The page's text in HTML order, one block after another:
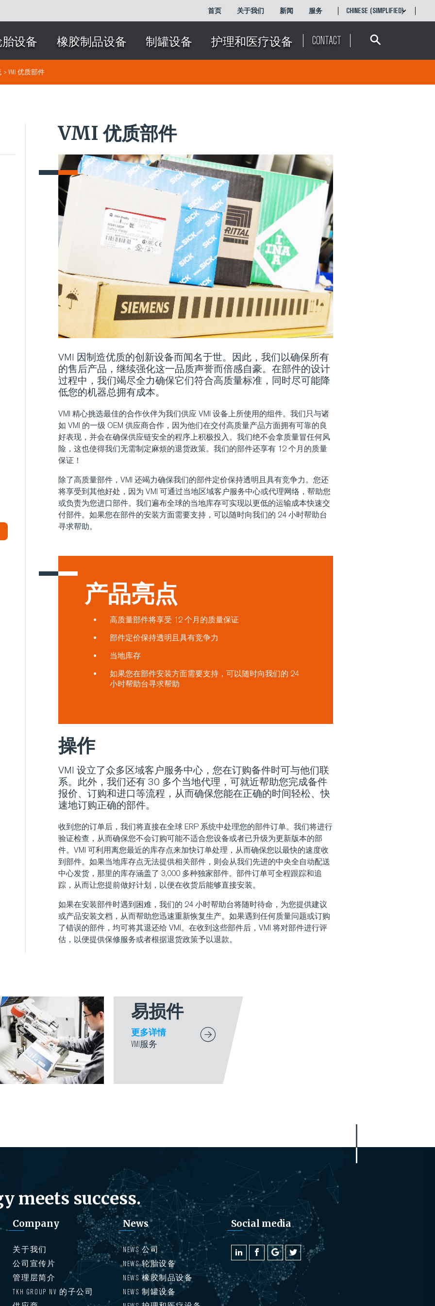
Search
首页 关于我们 新闻 服务
CHINESE (SIMPLIFIED)
ENGLISH
简体中文
胎设备 橡胶制品设备 制罐设备 护理和医疗设备 CONTACT
> VMI 优质部件
VMI 优质部件
VMI 因制造优质的创新设备而闻名于世。因此，我们以确保所有
的售后产品，继续强化这一品质声誉而倍感自豪。在部件的设计
过程中，我们竭尽全力确保它们符合高质量标准，同时尽可能降
低您的机器总拥有成本。
VMI 精心挑选最佳的合作伙伴为我们供应 VMI 设备上所使用的组件。我们只与诸
如 VMI 的一级 OEM 供应商合作，因为他们在交付高质量产品方面拥有可靠的良
好表现，并会在确保供应链安全的程序上积极投入。我们绝不会拿质量冒任何风
险，这也使得我们无需制定麻烦的退货政策。我们的部件还享有 12 个月的质量
保证！
除了高质量部件，VMI 还竭力确保我们的部件定价保持透明且具有竞争力。您还
将享受到其他好处，因为 VMI 可通过当地区域客户服务中心或代理网络，帮助您
或负责为您进口部件。我们遍布全球的当地库存可实现以更低的运输成本快速交
付部件。如果您在部件的安装方面需要支持，可以随时向我们的 24 小时帮助台
寻求帮助。
产品亮点
高质量部件将享受 12 个月的质量保证
部件定价保持透明且具有竞争力
当地库存
如果您在部件安装方面需要支持，可以随时向我们的 24
小时帮助台寻求帮助
操作
VMI 设立了众多区域客户服务中心，您在订购备件时可与他们联
系。此外，我们还有 30 多个当地代理，可就近帮助您完成备件
报价、订购和进口等流程，从而确保您能在正确的时间轻松、快
速地订购正确的部件。
收到您的订单后，我们将直接在全球 ERP 系统中处理您的部件订单。我们将进行
验证检查，从而确保您不会订购可能不适合您设备或者已升级为更新版本的部
件。VMI 可利用离您最近的库存点来加快订单处理，从而确保您以最快的速度收
到部件。如果当地库存点无法提供相关部件，则会从我们先进的中央全自动配送
中心发货，那里的库存涵盖了 3,000 多种独家部件。部件订单可全程跟踪和追
踪，从而让您提前做好计划，以便在收货后能够直接安装。
如果在安装部件时遇到困难，我们的 24 小时帮助台将随时待命，为您提供建议
或产品安装文档，从而帮助您迅速重新恢复生产。如果遇到任何质量问题或订购
了错误的部件，均可将其退还给 VMI。在收到这些部件后，VMI 将对部件进行评
估，以便提供保修服务或者根据退货政策予以退款。
易损件
更多详情
VMI服务
meets success.
Company
关于我们
公司宣传片
管理层简介
TKH GROUP NV 的子公司
News
NEWS 公司
NEWS 轮胎设备
NEWS 橡胶制品设备
NEWS 制罐设备
Social media